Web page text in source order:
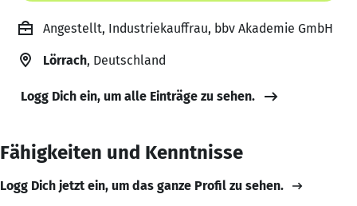
Angestellt, Industriekauffrau, bbv Akademie GmbH
Lörrach, Deutschland
Logg Dich ein, um alle Einträge zu sehen.
Fähigkeiten und Kenntnisse
Logg Dich jetzt ein, um das ganze Profil zu sehen.